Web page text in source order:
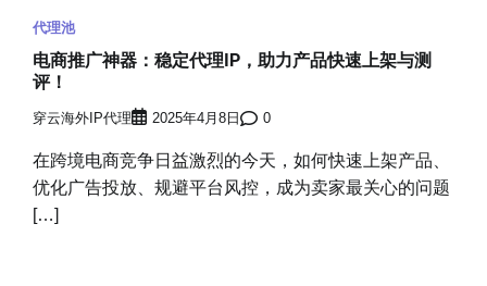
代理池
电商推广神器：稳定代理IP，助力产品快速上架与测
评！
穿云海外IP代理 2025年4月8日 0
在跨境电商竞争日益激烈的今天，如何快速上架产品、
优化广告投放、规避平台风控，成为卖家最关心的问题
[…]